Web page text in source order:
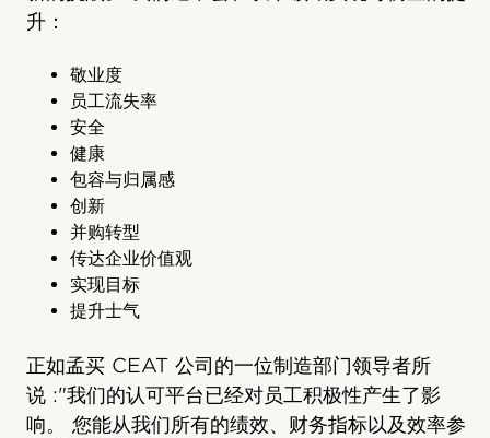
升：
敬业度
员工流失率
安全
健康
包容与归属感
创新
并购转型
传达企业价值观
实现目标
提升士气
正如孟买 CEAT 公司的一位制造部门领导者所
说 :"我们的认可平台已经对员工积极性产生了影
响。 您能从我们所有的绩效、财务指标以及效率参